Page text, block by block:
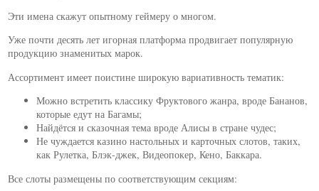
Эти имена скажут опытному геймеру о многом.
Уже почти десять лет игорная платформа продвигает популярную
продукцию знаменитых марок.
Ассортимент имеет поистине широкую вариативность тематик:
Можно встретить классику Фруктового жанра, вроде Бананов,
которые едут на Багамы;
Найдётся и сказочная тема вроде Алисы в стране чудес;
Не чуждается казино настольных и карточных слотов, таких,
как Рулетка, Блэк-джек, Видеопокер, Кено, Баккара.
Все слоты размещены по соответствующим секциям: